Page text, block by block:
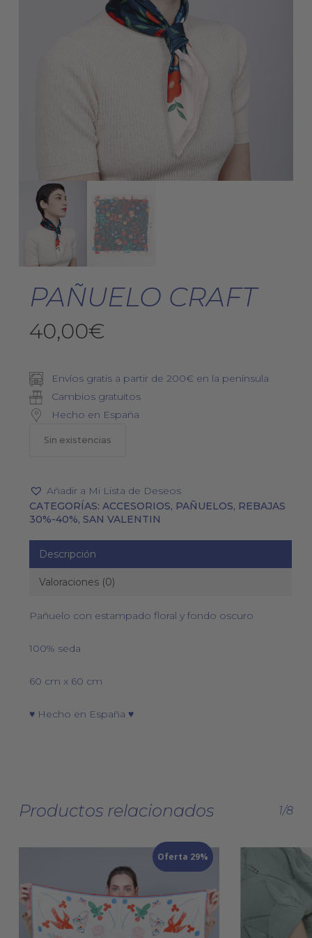
PAÑUELO CRAFT
40,00€
Envíos gratis a partir de 200€ en la península
Cambios gratuitos
Hecho en España
Sin existencias
Añadir a Mi Lista de Deseos
CATEGORÍAS: ACCESORIOS, PAÑUELOS, REBAJAS
30%-40%, SAN VALENTIN
Descripción
Valoraciones (0)
Pañuelo con estampado floral y fondo oscuro
100% seda
60 cm x 60 cm
♥ Hecho en España ♥
Productos relacionados 1/8
Oferta 29%